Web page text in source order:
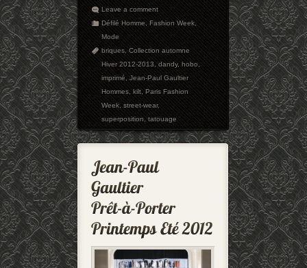
Leave a comment
Défilé Homme,Fashion Week,
Mode
briques,Collection automne
Hiver 2012-2013,dandy,hobo,
imprimé,Jean-Paul Gaultier
Hommes,kilt,Paris Fashion
Week,street-wear,
superposition,tatouage